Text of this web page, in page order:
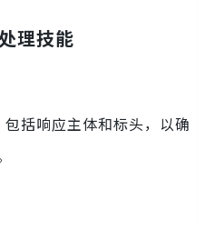
理技能
括响应主体和标头，以确